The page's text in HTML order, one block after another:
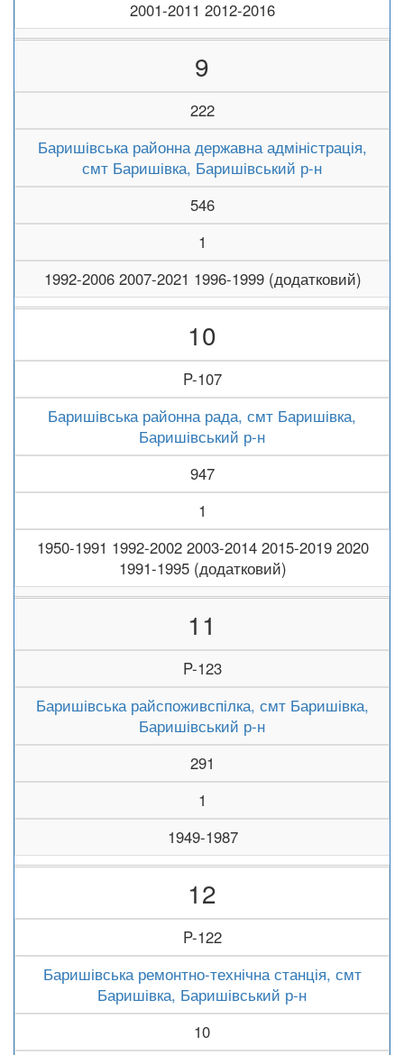
2001-2011 2012-2016
9
222
Баришівська районна державна адміністрація,
смт Баришівка, Баришівський р-н
546
1
1992-2006 2007-2021 1996-1999 (додатковий)
10
P-107
Баришівська районна рада, смт Баришівка,
Баришівський р-н
947
1
1950-1991 1992-2002 2003-2014 2015-2019 2020
1991-1995 (додатковий)
11
P-123
Баришівська райспоживспілка, смт Баришівка,
Баришівський р-н
291
1
1949-1987
12
P-122
Баришівська ремонтно-технічна станція, смт
Баришівка, Баришівський р-н
10